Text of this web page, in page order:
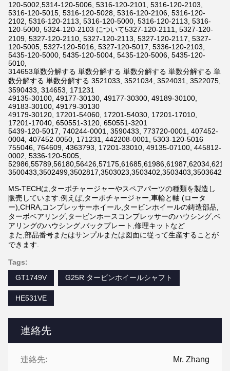
連絡先
連絡先: Mr. Zhang
120-5002,5314-120-5006, 5316-120-2101, 5316-120-2103,
5316-120-5015, 5316-120-5028, 5316-120-2106, 5316-120-
2102, 5316-120-2113, 5316-120-5000, 5316-120-2113, 5316-
120-5000, 5324-120-2103 について5327-120-2111, 5327-120-
2109, 5327-120-2110, 5327-120-2113, 5327-120-2117, 5327-
120-5005, 5327-120-5016, 5327-120-5017, 5336-120-2103,
5435-120-5000, 5435-120-5004, 5435-120-5006, 5435-120-
5010,
314653単数分解する 単数分解する 単数分解する 単数分解する 単
数分解する 単数分解する 3521033, 3521034, 3524031, 3522075,
3590433, 314653, 171231
49135-30100, 49177-30130, 49177-30300, 49189-30100,
49183-30100, 49179-30130
49179-30120, 17201-54060, 17201-54030, 17201-17010,
17201-17040, 650551-3120, 650551-3201
5439-120-5017, 740244-0001, 3590433, 773720-0001, 407452-
0004, 407452-0050, 171231, 442208-0001, 5303-120-5016
755046, 764609, 4363793, 17201-33010, 49135-07100, 445812-
0002, 5336-120-5005,
MS-TECHは,ターボチャージャーやスペアパーツの種類を製造し
販売しています.例えば,ターボチャージャー,車輪と軸 (ロータ
ー),CHRA,コンプレッサーホイール,タービンホイールの鋳造部品,
ターボベアリング,タービンホースコンプレッサーのハウシング,ベ
アリングのハウシング,バックプレート,修理キットなど
また,部品番号またはサンプルまたは図面に従って生産することが
できます.
Tags:
GT1749V
G25R タービンホイールシャフト
HE531VE